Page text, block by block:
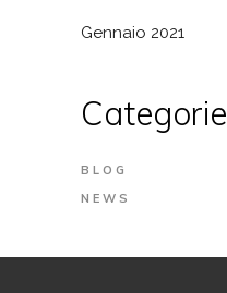
Gennaio 2021
Categorie
BLOG
NEWS